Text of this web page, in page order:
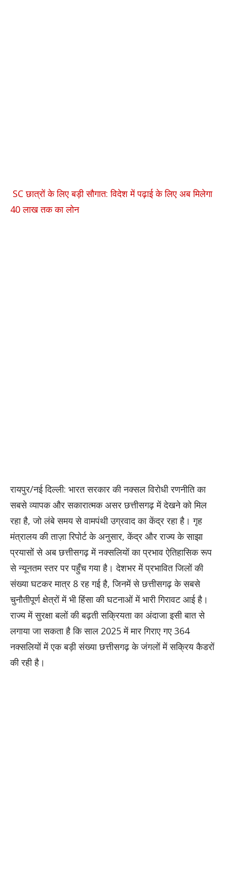
SC छात्रों के लिए बड़ी सौगात: विदेश में पढ़ाई के लिए अब मिलेगा
40 लाख तक का लोन
रायपुर/नई दिल्ली: भारत सरकार की नक्सल विरोधी रणनीति का
सबसे व्यापक और सकारात्मक असर छत्तीसगढ़ में देखने को मिल
रहा है, जो लंबे समय से वामपंथी उग्रवाद का केंद्र रहा है। गृह
मंत्रालय की ताज़ा रिपोर्ट के अनुसार, केंद्र और राज्य के साझा
प्रयासों से अब छत्तीसगढ़ में नक्सलियों का प्रभाव ऐतिहासिक रूप
से न्यूनतम स्तर पर पहुँच गया है। देशभर में प्रभावित जिलों की
संख्या घटकर मात्र 8 रह गई है, जिनमें से छत्तीसगढ़ के सबसे
चुनौतीपूर्ण क्षेत्रों में भी हिंसा की घटनाओं में भारी गिरावट आई है।
राज्य में सुरक्षा बलों की बढ़ती सक्रियता का अंदाजा इसी बात से
लगाया जा सकता है कि साल 2025 में मार गिराए गए 364
नक्सलियों में एक बड़ी संख्या छत्तीसगढ़ के जंगलों में सक्रिय कैडरों
की रही है।